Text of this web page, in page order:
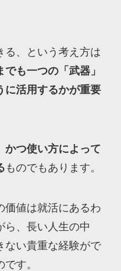
る、という考え方は
も一つの「武器」
に活用するかが重要
かつ使い方によって
ものでもあります。
価値は就活にあるわ
ら、長い人生の中
ない貴重な経験がで
す。